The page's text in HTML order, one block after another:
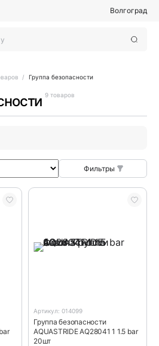
Волгоград
Группа безопасности
9 товаров
Фильтры
Артикул: 014099
Группа безопасности
AQUASTRIDE AQ28041 1 1.5 bar
20шт